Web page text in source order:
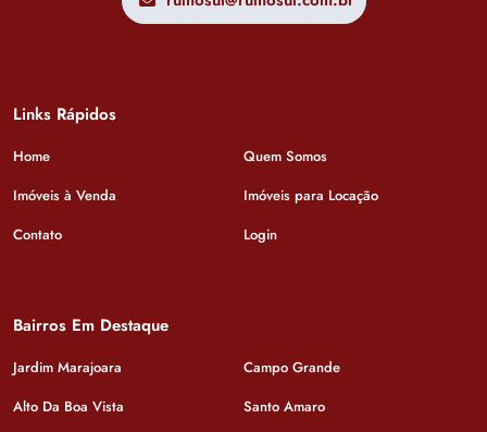
Links Rápidos
Home
Quem Somos
Imóveis à Venda
Imóveis para Locação
Contato
Login
Bairros Em Destaque
Jardim Marajoara
Campo Grande
Alto Da Boa Vista
Santo Amaro